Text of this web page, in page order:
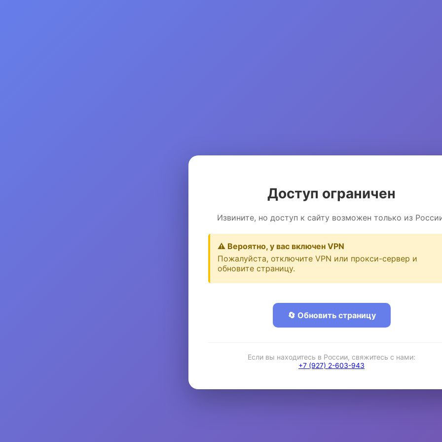
Доступ ограничен
Извините, но доступ к сайту возможен только из
⚠️ Вероятно, у вас включен VPN
Пожалуйста, отключите VPN или прокси-сервер и
обновите страницу.
🔄 Обновить страницу
Если вы находитесь в России, свяжитесь с нами:
+7 (927) 2-603-943